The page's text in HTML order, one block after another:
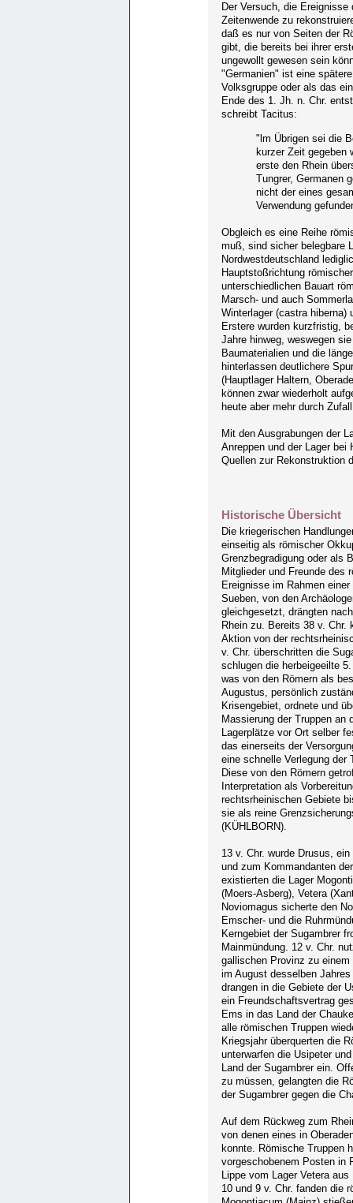
Der Versuch, die
Zeitenwende zu
daß es nur von Seiten der
gibt, die bereits bei ihrer
ungewollt gewesen sein
"Germanien" ist eine
Volksgruppe oder als das
Ende des 1. Jh. n. Chr.
schreibt Tacitus:
"lm Übrigen sei die
kurzer Zeit gegeben
erste den Rhein
Tungrer, Germanen
nicht der eines
Verwendung
Obgleich es eine Reihe
muß, sind sicher belegbare
Nordwestdeutschland
Hauptstoßrichtung
unterschiedlichen Bauart
Marsch- und auch
Winterlager (castra hiberna)
Erstere wurden kurzfristig,
Jahre hinweg, weswegen
Baumaterialien und die
hinterlassen deutlichere
(Hauptlager Haltern,
können zwar wiederholt
heute aber mehr durch
Mit den Ausgrabungen der
Anreppen und der Lager bei
Quellen zur Rekonstruktion
Historische Übersicht
Die kriegerischen
einseitig als römischer
Grenzbegradigung oder als
Mitglieder und Freunde des
Ereignisse im Rahmen
Sueben, von den
gleichgesetzt, drängten
Rhein zu. Bereits 38 v. Chr.
Aktion von der
v. Chr. überschritten die
schlugen die herbeigeeilte
was von den Römern als
Augustus, persönlich
Krisengebiet, ordnete und
Massierung der Truppen an
Lagerplätze vor Ort selber
das einerseits der
eine schnelle Verlegung der
Diese von den Römern
Interpretation als
rechtsrheinischen Gebiete
sie als reine
(KÜHLBORN).
13 v. Chr. wurde Drusus,
und zum Kommandanten
existierten die Lager
(Moers-Asberg), Vetera
Noviomagus sicherte den
Emscher- und die
Kerngebiet der Sugambrer
Mainmündung. 12 v. Chr.
gallischen Provinz zu
im August desselben
drangen in die Gebiete der
ein Freundschaftsvertrag
Ems in das Land der
alle römischen Truppen
Kriegsjahr überquerten die
unterwarfen die Usipeter
Land der Sugambrer ein.
zu müssen, gelangten die
der Sugambrer gegen die
Auf dem Rückweg zum
von denen eines in
konnte. Römische Truppen
vorgeschobenem Posten in
Lippe vom Lager Vetera
10 und 9 v. Chr. fanden die